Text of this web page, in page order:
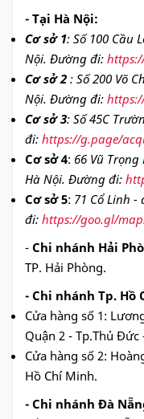
- Tại Hà Nội:
Cơ sở 1: Số 100 Cầu
Nội. Đường đi:
Cơ sở 2 : Số 200 Võ
Nội. Đường đi:
Cơ sở 3: Số 45C
đi: https://g.page/
Cơ sở 4: 66 Vũ
Hà Nội. Đường đi:
Cơ sở 5: 71 Cổ Linh
đi: https://goo.gl/
- Chi nhánh Hải
TP. Hải Phòng.
- Chi nhánh Tp. Hồ
Cửa hàng số 1:
Quận 2 - Tp.Thủ Đức
Cửa hàng số 2:
Hồ Chí Minh.
- Chi nhánh Đà